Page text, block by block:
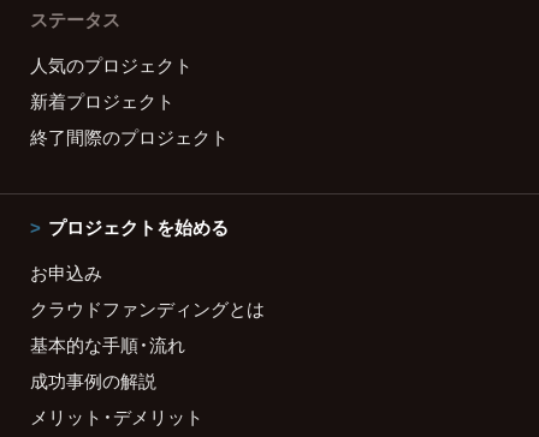
ステータス
人気のプロジェクト
新着プロジェクト
終了間際のプロジェクト
プロジェクトを始める
お申込み
クラウドファンディングとは
基本的な手順・流れ
成功事例の解説
メリット・デメリット